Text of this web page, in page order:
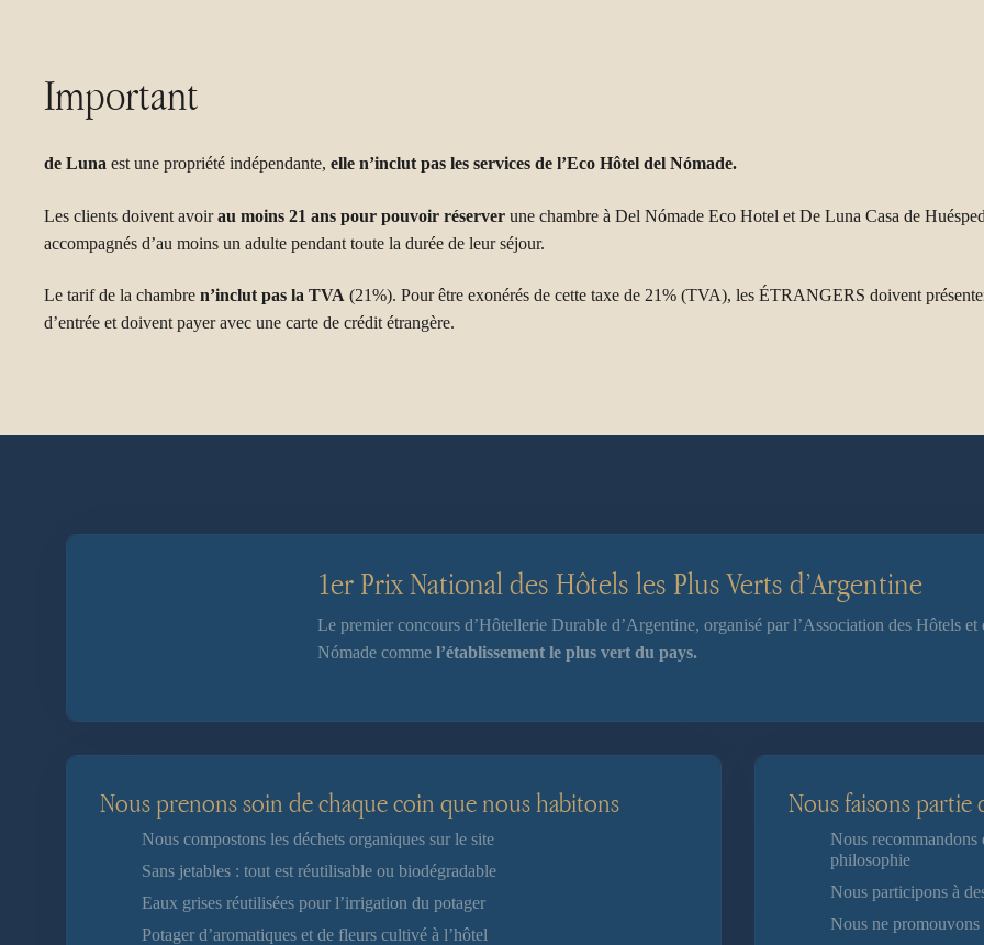
Important
de Luna est une propriété indépendante, elle n’inclut pas les services de l’Eco Hôtel del Nómade.
Les clients doivent avoirau moins 21 ans pour pouvoir réserver une chambre à Del Nómade Eco Hotel et De Luna Casa de
accompagnés d’au moins un adulte pendant toute la durée de leur séjour.
Le tarif de la chambre n’inclut pas la TVA (21%). Pour être exonérés de cette taxe de 21% (TVA), les ÉTRANGERS doivent
d’entrée et doivent payer avec une carte de crédit étrangère.
1er Prix National des Hôtels les Plus Verts d’Argentine
Le premier concours d’Hôtellerie Durable d’Argentine, organisé par l’Association des Hôtels
Nómade commel’établissement le plus vert du pays.
Nous prenons soin de chaque coin que nous habitons
Nous compostons les déchets organiques sur le site
Sans jetables : tout est réutilisable ou biodégradable
Eaux grises réutilisées pour l’irrigation du potager
Potager d’aromatiques et de fleurs cultivé à l’hôtel
Nous faisons partie
Nous recommandons
philosophie
Nous participons à
Nous ne promouvons